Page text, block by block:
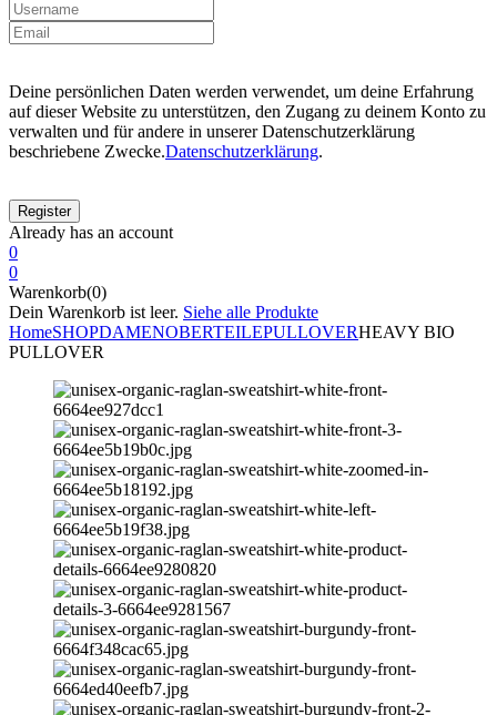
Deine persönlichen Daten werden verwendet, um deine Erfahrung
auf dieser Website zu unterstützen, den Zugang zu deinem Konto zu
verwalten und für andere in unserer Datenschutzerklärung
beschriebene Zwecke.Datenschutzerklärung.
Already has an account
0
0
Warenkorb(0)
Dein Warenkorb ist leer. Siehe alle Produkte
HomeSHOPDAMENOBERTEILEPULLOVERHEAVY BIO
PULLOVER